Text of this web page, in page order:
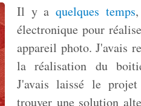
Il y a quelques temps
électronique pour
appareil photo. J'avais
la réalisation du
J'avais laissé le
trouver une solution